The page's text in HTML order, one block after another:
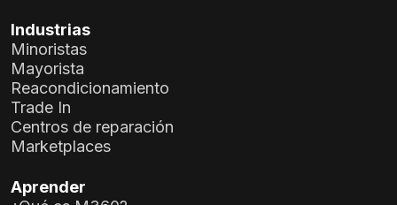
Industrias
Minoristas
Mayorista
Reacondicionamiento
Trade In
Centros de reparación
Marketplaces
Aprender